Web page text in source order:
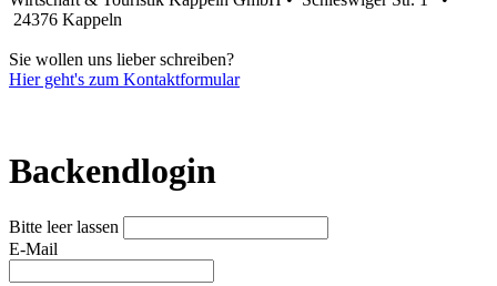
24376 Kappeln
Sie wollen uns lieber schreiben?
Hier geht's zum Kontaktformular
Backendlogin
Bitte leer lassen
E-Mail